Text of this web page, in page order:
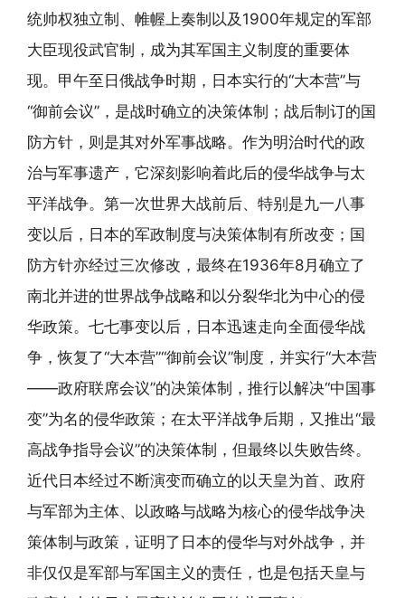
统帅权独立制、帷幄上奏制以及1900年规定的军部
大臣现役武官制，成为其军国主义制度的重要体
现。甲午至日俄战争时期，日本实行的“大本营”与
“御前会议”，是战时确立的决策体制；战后制订的国
防方针，则是其对外军事战略。作为明治时代的政
治与军事遗产，它深刻影响着此后的侵华战争与太
平洋战争。第一次世界大战前后、特别是九一八事
变以后，日本的军政制度与决策体制有所改变；国
防方针亦经过三次修改，最终在1936年8月确立了
南北并进的世界战争战略和以分裂华北为中心的侵
华政策。七七事变以后，日本迅速走向全面侵华战
争，恢复了“大本营”“御前会议”制度，并实行“大本营
——政府联席会议”的决策体制，推行以解决“中国事
变”为名的侵华政策；在太平洋战争后期，又推出“最
高战争指导会议”的决策体制，但最终以失败告终。
近代日本经过不断演变而确立的以天皇为首、政府
与军部为主体、以政略与战略为核心的侵华战争决
策体制与政策，证明了日本的侵华与对外战争，并
非仅仅是军部与军国主义的责任，也是包括天皇与